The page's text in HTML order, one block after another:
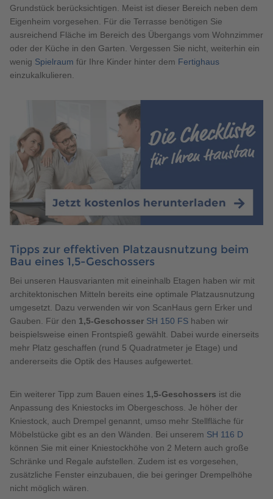
Grundstück berücksichtigen. Meist ist dieser Bereich neben dem
Eigenheim vorgesehen. Für die Terrasse benötigen Sie
ausreichend Fläche im Bereich des Übergangs vom Wohnzimmer
oder der Küche in den Garten. Vergessen Sie nicht, weiterhin ein
wenig Spielraum für Ihre Kinder hinter dem Fertighaus
einzukalkulieren.
Tipps zur effektiven Platzausnutzung beim
Bau eines 1,5-Geschossers
Bei unseren Hausvarianten mit eineinhalb Etagen haben wir mit
architektonischen Mitteln bereits eine optimale Platzausnutzung
umgesetzt. Dazu verwenden wir von ScanHaus gern Erker und
Gauben. Für den 1,5-Geschosser SH 150 FS haben wir
beispielsweise einen Frontspieß gewählt. Dabei wurde einerseits
mehr Platz geschaffen (rund 5 Quadratmeter je Etage) und
andererseits die Optik des Hauses aufgewertet.
Ein weiterer Tipp zum Bauen eines 1,5-Geschossers ist die
Anpassung des Kniestocks im Obergeschoss. Je höher der
Kniestock, auch Drempel genannt, umso mehr Stellfläche für
Möbelstücke gibt es an den Wänden. Bei unserem SH 116 D
können Sie mit einer Kniestockhöhe von 2 Metern auch große
Schränke und Regale aufstellen. Zudem ist es vorgesehen,
zusätzliche Fenster einzubauen, die bei geringer Drempelhöhe
nicht möglich wären.